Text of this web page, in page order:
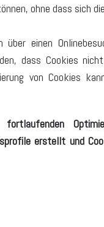
ohne dass sich
einen
dass Cookies
von Cookies
erstellt und